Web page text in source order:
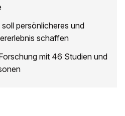
persönlicheres und
schaffen
mit 46 Studien und